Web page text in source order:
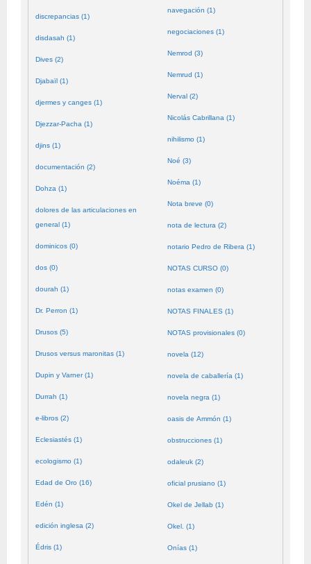
discrepancias (1)
disdasah (1)
Dives (2)
Djabaïl (1)
djermes y canges (1)
Djezzar-Pacha (1)
djins (1)
documentación (2)
Dohza (1)
dolores de las articulaciones en
general (1)
dominicos (0)
dos (0)
dourah (1)
Dr. Perron (1)
Drusos (5)
Drusos versus maronitas (1)
Dupin y Varner (1)
Durrah (1)
e-libros (2)
Eclesiastés (1)
ecologismo (1)
Edad de Oro (16)
Edén (1)
edición inglesa (2)
Édris (1)
navegación (1)
negociaciones (1)
Nemrod (3)
Nemrud (1)
Nerval (2)
Nicolás Cabrillana (1)
nihilismo (1)
Noé (3)
Noéma (1)
Nota breve (0)
nota de lectura (2)
notario Pedro de Ribera (1)
NOTAS CURSO (0)
notas examen (0)
NOTAS FINALES (1)
NOTAS provisionales (0)
novela (12)
novela de caballería (1)
novela negra (1)
oasis de Ammón (1)
obstrucciones (1)
odaleuk (2)
oficial prusiano (1)
Okel de Jellab (1)
Okel. (1)
Onías (1)